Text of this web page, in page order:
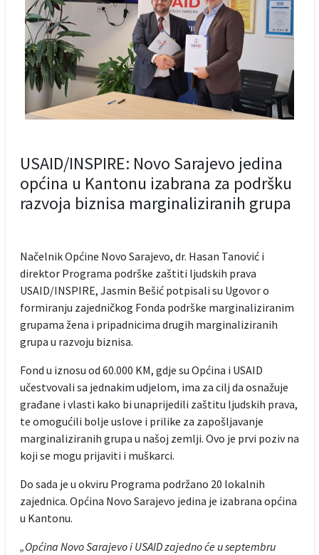
USAID/INSPIRE: Novo Sarajevo jedina
općina u Kantonu izabrana za podršku
razvoja biznisa marginaliziranih grupa
Načelnik Općine Novo Sarajevo, dr. Hasan Tanović i
direktor Programa podrške zaštiti ljudskih prava
USAID/INSPIRE, Jasmin Bešić potpisali su Ugovor o
formiranju zajedničkog Fonda podrške marginaliziranim
grupama žena i pripadnicima drugih marginaliziranih
grupa u razvoju biznisa.
Fond u iznosu od 60.000 KM, gdje su Općina i USAID
učestvovali sa jednakim udjelom, ima za cilj da osnažuje
građane i vlasti kako bi unaprijedili zaštitu ljudskih prava,
te omogućili bolje uslove i prilike za zapošljavanje
marginaliziranih grupa u našoj zemlji. Ovo je prvi poziv na
koji se mogu prijaviti i muškarci.
Do sada je u okviru Programa podržano 20 lokalnih
zajednica. Općina Novo Sarajevo jedina je izabrana općina
u Kantonu.
„Općina Novo Sarajevo i USAID zajedno će u septembru